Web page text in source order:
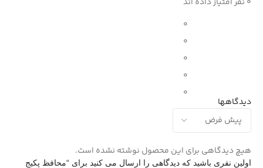
0
0
0
0
0
دیدگاهها
هیچ دیدگاهی برای این محصول نوشته نشده است.
اولین نفری باشید که دیدگاهی را ارسال می کنید برای “محافظ پکیج